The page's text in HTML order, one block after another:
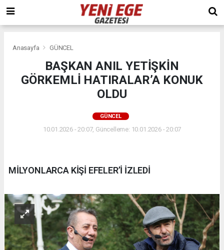
Anasayfa GÜNCEL
BAŞKAN ANIL YETİŞKİN
GÖRKEMLİ HATIRALAR’A KONUK
OLDU
GÜNCEL
10.01.2026 - 20:07, Güncelleme: 10.01.2026 - 20:07
MİLYONLARCA KİŞİ EFELER’İ İZLEDİ